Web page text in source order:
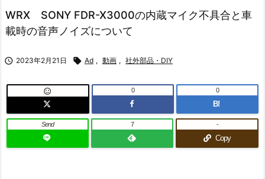
WRX SONY FDR-X3000の内蔵マイク不具合と車
載時の音声ノイズについて
 2023年2月21日  Ad , 動画 , 社外部品・DIY
 0
B!
0
Send 7
Copy
-